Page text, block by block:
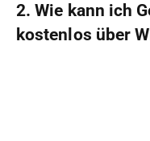
2. Wie kann ich
kostenlos über